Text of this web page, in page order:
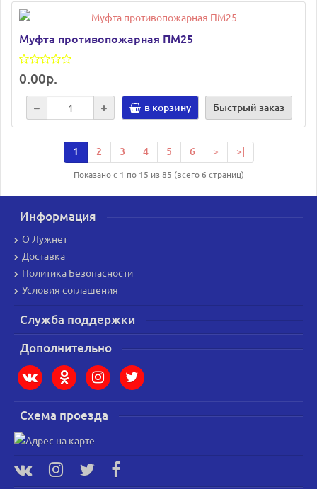
Муфта противопожарная ПМ25
0.00р.
в корзину Быстрый заказ
1 2 3 4 5 6 > >|
Показано с 1 по 15 из 85 (всего 6 страниц)
Информация
О Лужнет
Доставка
Политика Безопасности
Условия соглашения
Служба поддержки
Дополнительно
Схема проезда